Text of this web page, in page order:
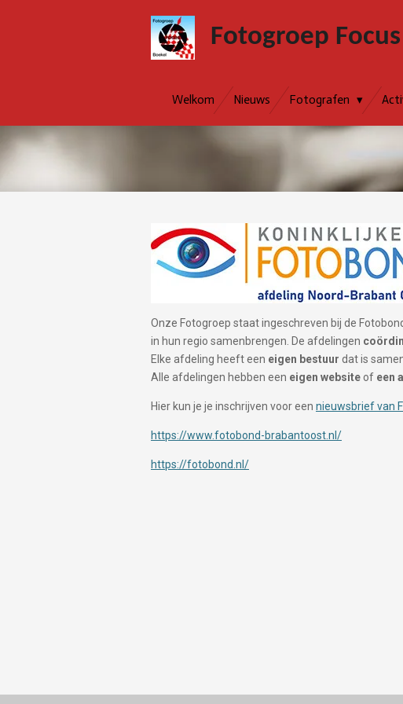
Fotogroep
Welkom Nieuws Fotografen
Onze Fotogroep staat ingeschreven bij de
in hun regio samenbrengen. De afdelingen
Elke afdeling heeft een eigen bestuur dat is
Alle afdelingen hebben een eigen website of een
Hier kun je je inschrijven voor een nieuwsbrief van
https://www.fotobond-brabantoost.nl/
https://fotobond.nl/